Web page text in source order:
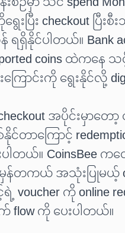
ေးပြီး checkout ပြီး
ရရှိနိုင်ပါတယ်။
coins ထဲကန
ြောင်းကို ရွေးနိုင်လို့
အပိုင်းမှာတေ
နိုင်တာကြောင့်
ါတယ်။ CoinsBee
မှန်တကယ် အသုံးပြုမယ့်
ကို online
ကို ပေးပါတယ်။